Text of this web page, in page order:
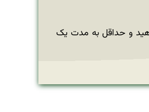
و حداقل به مدت یک